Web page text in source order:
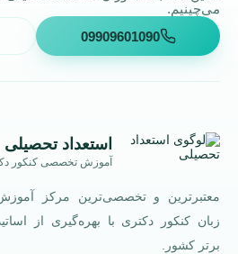
می‌چینیم.
09909601090
استعداد تحصیلی
آموزش تخصصی کنکور
معتبرترین و تخصصی‌ترین مرکز
زبان کنکور دکتری با بهره‌گیری از
برتر کشور.